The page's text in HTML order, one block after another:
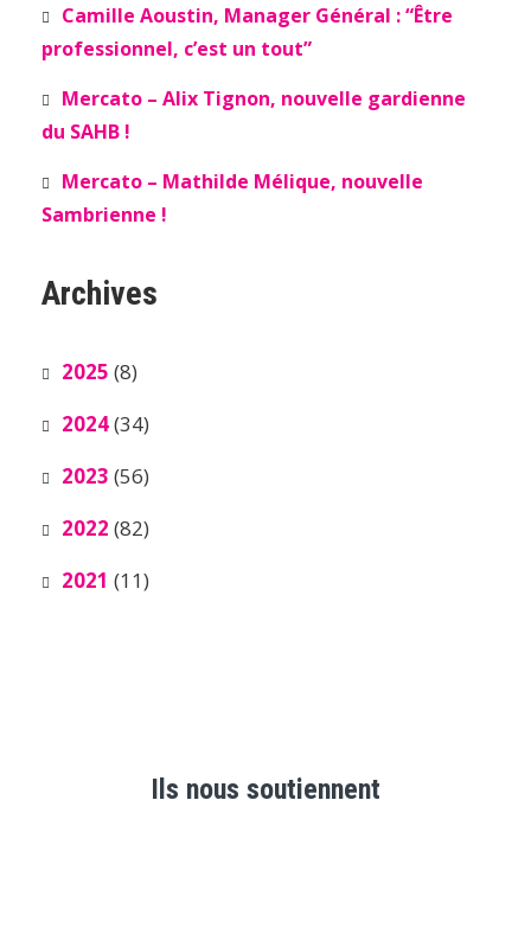
Camille Aoustin, Manager Général : “Être
professionnel, c’est un tout”
Mercato – Alix Tignon, nouvelle gardienne
du SAHB !
Mercato – Mathilde Mélique, nouvelle
Sambrienne !
Archives
2025 (8)
2024(34)
2023 (56)
2022 (82)
2021 (11)
Ils nous soutiennent